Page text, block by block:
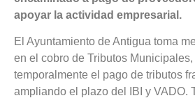
apoyar la actividad empresarial.
El Ayuntamiento de Antigua toma
en el cobro de Tributos
temporalmente el pago de tributos
ampliando el plazo del IBI y VADO.